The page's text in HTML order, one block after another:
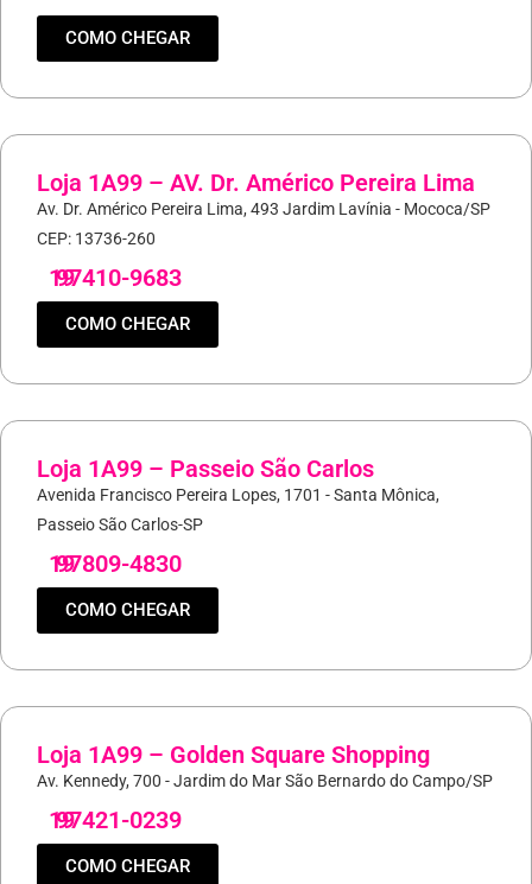
COMO CHEGAR
Loja 1A99 – AV. Dr. Américo Pereira Lima
Av. Dr. Américo Pereira Lima, 493 Jardim Lavínia - Mococa/SP
CEP: 13736-260
19
97410-9683
COMO CHEGAR
Loja 1A99 – Passeio São Carlos
Avenida Francisco Pereira Lopes, 1701 - Santa Mônica,
Passeio São Carlos-SP
19
97809-4830
COMO CHEGAR
Loja 1A99 – Golden Square Shopping
Av. Kennedy, 700 - Jardim do Mar São Bernardo do Campo/SP
19
97421-0239
COMO CHEGAR